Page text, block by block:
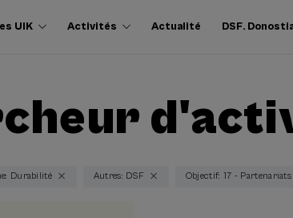
UIK Activités Actualité DSF.
Durabilité Autres: DSF Objectif: 17 -